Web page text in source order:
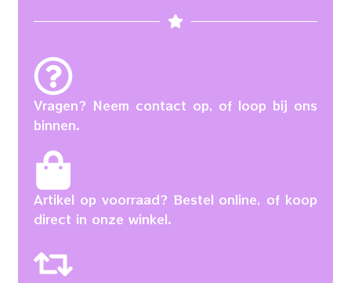
Vragen? Neem contact op, of loop bij ons
binnen.
Artikel op voorraad? Bestel online, of koop
direct in onze winkel.